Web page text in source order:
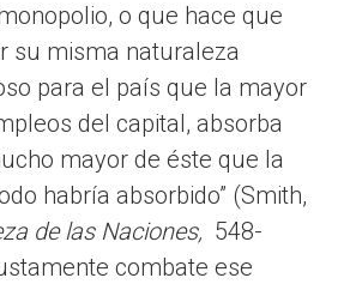
o que hace que
su misma naturaleza
para el país que la mayor
del capital, absorba
mayor de éste que la
habría absorbido” (Smith,
de las Naciones, 548-
combate ese